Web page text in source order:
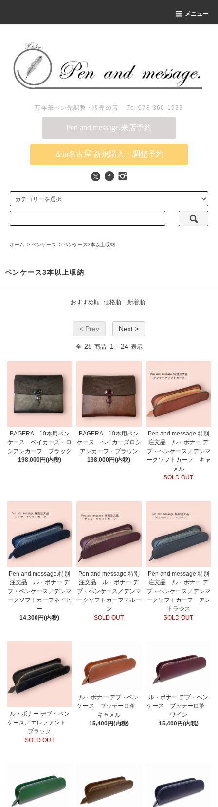
メニュー
万年筆ペン先調整・販売の店 Tel:078-360-1933
Pen and message.来店予約
＆in名古屋 新規購入・調整予約
ホーム > ペンケース > ペンケース3本以上収納
ペンケース3本以上収納
おすすめ順 価格順 新着順
< Prev Next >
全 28 商品 1 - 24 表示
BAGERA 10本用ペン
ケース ベイカーズ・ロ
シアンカーフ ブラック
198,000円(内税)
BAGERA 10本用ペン
ケース ベイカーズロシ
アンカーフ・ブラウン
198,000円(内税)
Pen and message.特別
注文品 ル・ボナー デ
ブ・ペンケース／デンマ
ークソフトカーフ キャ
メル
SOLD OUT
Pen and message.特別
注文品 ル・ボナー デ
ブ・ペンケース／デンマ
ークソフトカーフネイビ
ー
14,300円(内税)
Pen and message.特別
注文品 ル・ボナー デ
ブ・ペンケース／デンマ
ークソフトカーフマルー
ン
SOLD OUT
Pen and message.特別
注文品 ル・ボナー デ
ブ・ペンケース／デンマ
ークソフトカーフ アン
トラジス
SOLD OUT
ル・ボナー デブ・ペン
ケース／エレファント
ブラック
SOLD OUT
ル・ボナー デブ・ペン
ケース ブッテーロ革
キャメル
15,400円(内税)
ル・ボナー デブ・ペン
ケース ブッテーロ革
ワイン
15,400円(内税)